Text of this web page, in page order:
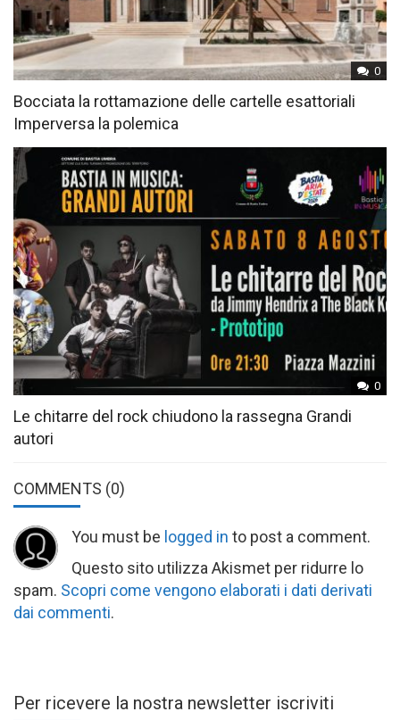
0
Bocciata la rottamazione delle cartelle esattoriali
Imperversa la polemica
0
Le chitarre del rock chiudono la rassegna Grandi
autori
COMMENTS (0)
You must be logged in to post a comment.
Questo sito utilizza Akismet per ridurre lo
spam. Scopri come vengono elaborati i dati derivati
dai commenti.
Per ricevere la nostra newsletter iscriviti